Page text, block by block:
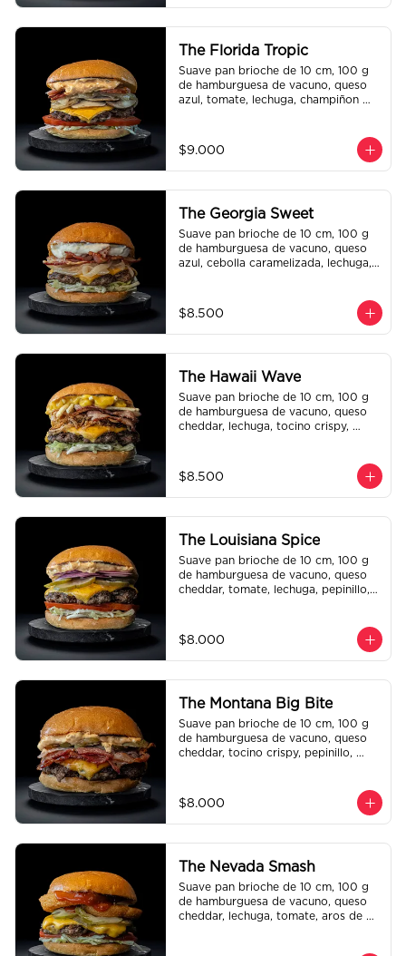
The Florida Tropic
Suave pan brioche de 10 cm, 100 g
de hamburguesa de vacuno, queso
azul, tomate, lechuga, champiñon
$9.000
The Georgia Sweet
Suave pan brioche de 10 cm, 100 g
de hamburguesa de vacuno, queso
azul, cebolla caramelizada, lechuga,
$8.500
The Hawaii Wave
Suave pan brioche de 10 cm, 100 g
de hamburguesa de vacuno, queso
cheddar, lechuga, tocino crispy,
$8.500
The Louisiana Spice
Suave pan brioche de 10 cm, 100 g
de hamburguesa de vacuno, queso
cheddar, tomate, lechuga, pepinillo,
$8.000
The Montana Big Bite
Suave pan brioche de 10 cm, 100 g
de hamburguesa de vacuno, queso
cheddar, tocino crispy, pepinillo,
$8.000
The Nevada Smash
Suave pan brioche de 10 cm, 100 g
de hamburguesa de vacuno, queso
cheddar, lechuga, tomate, aros de